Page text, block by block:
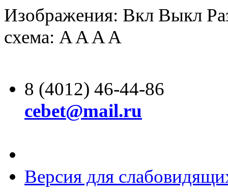
Изображения: Вкл Выкл
схема: AAAA
8 (4012) 46-44-86
cebet@mail.ru
Версия для